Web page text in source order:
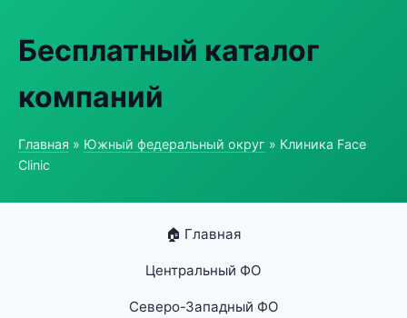
Бесплатный каталог
компаний
Главная » Южный федеральный округ » Клиника Face
Clinic
🏠 Главная
Центральный ФО
Северо-Западный ФО